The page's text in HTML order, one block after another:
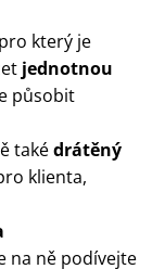
který je
jednotnou
působit
takédrátěný
klienta,
na ně podívejte